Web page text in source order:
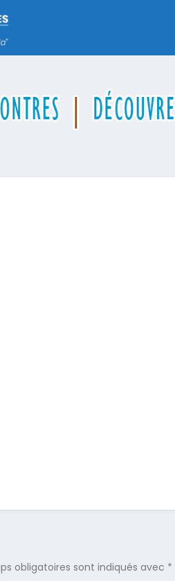
obligatoires sont indiqués avec *